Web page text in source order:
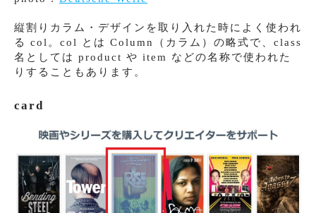
縦割りカラム・デザインを取り入れた時によく使われ
る col。col とは Column（カラム）の略式で、class
名としては product や item などの名称で使われた
りすることもあります。
card